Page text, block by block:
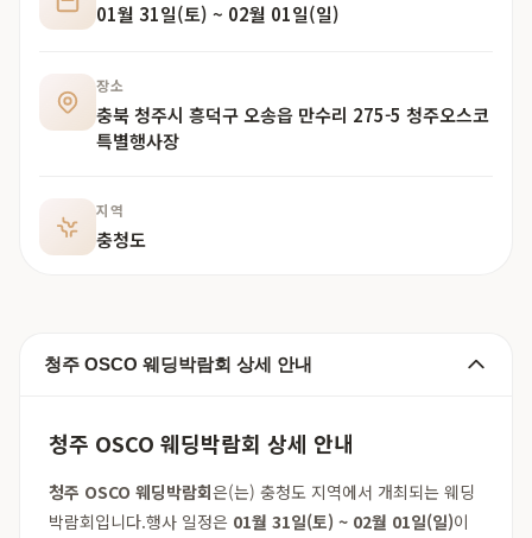
01월 31일(토) ~ 02월 01일(일)
장소
충북 청주시 흥덕구 오송읍 만수리 275-5 청주오스코
특별행사장
지역
충청도
청주 OSCO 웨딩박람회 상세 안내
청주 OSCO 웨딩박람회 상세 안내
청주 OSCO 웨딩박람회은(는) 충청도 지역에서 개최되는 웨딩
박람회입니다.행사 일정은 01월 31일(토) ~ 02월 01일(일)이